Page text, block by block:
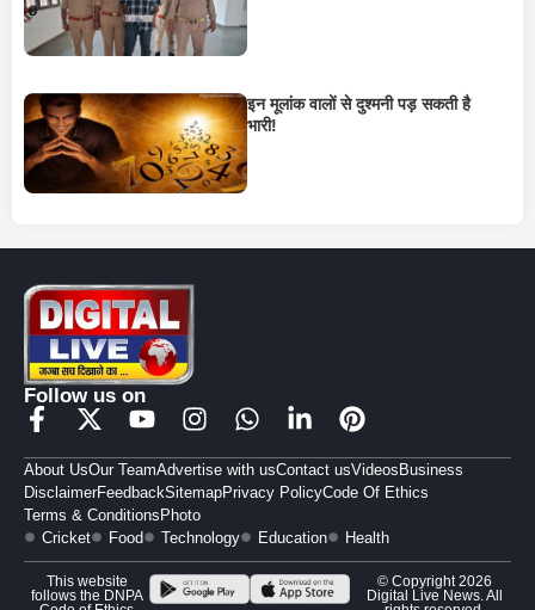
इन मूलांक वालों से दुश्मनी पड़ सकती है
भारी!
Follow us on
About UsOur TeamAdvertise with usContact usVideos Business
DisclaimerFeedbackSitemapPrivacy PolicyCode Of Ethics
Terms & Conditions Photo
Cricket
Food Technology Education Health
This website
follows the DNPA
© Copyright 2026
Digital Live News. All